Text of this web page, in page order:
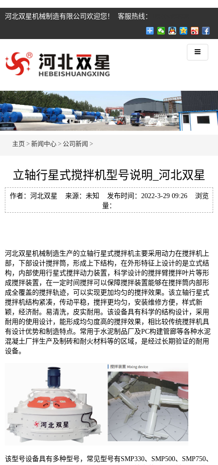
河北双星机械制造有限公司欢迎您！ 客服热线：
主页 > 新闻中心 > 公司新闻 >
立轴行星式搅拌机型号说明_河北双星
作者：河北双星 来源：未知 发布时间：2022-3-29 09:26 浏览
量：
河北双星机械制造生产的立轴行星式搅拌机主要采用动力在搅拌机上
部，下部设计搅拌筒，形成上下结构，在外形特征上设计的是立式结
构，内部使用行星式搅拌动力装置，科学设计的搅拌臂搅拌叶片等形
成搅拌装置，在一定时间搅拌可以保障搅拌装置能够在搅拌筒内部形
成全覆盖的搅拌轨迹，可以实现更加均匀的搅拌效果。该立轴行星式
搅拌机结构紧凑，传动平稳，搅拌更均匀，安装维修方便，样式新
颖，经济耐。易清洗，皮实耐用。该设备具有科学的结构设计，采用
耐用的使用设计，能形成均匀度高的搅拌效果，相比较传统搅拌机具
有设计优势和制造特点。常用于水泥制品厂及PC构建管廊等各种水泥
混凝土厂拌生产及制砖和耐火材料等的区域，是经过长期验证的耐用
设备。
该型号设备具有多种型号，常见型号有SMP330、SMP500、SMP750、